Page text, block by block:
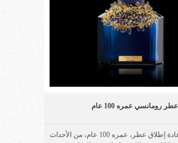
رومانسي عمره 100 عام
تعتبر عملية إعادة إطلاق عطر، عمره 100 عام، من الأحداث